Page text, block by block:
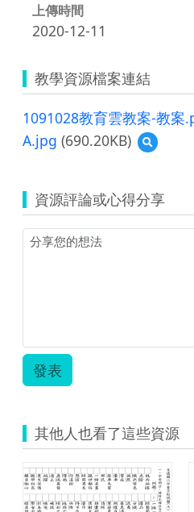
上傳時間
2020-12-11
教學資源檔案連結
1091028教育雲教案-教案
A.jpg (690.20KB)
預
覽
資源評論或心得分享
發表
其他人也看了這些資源